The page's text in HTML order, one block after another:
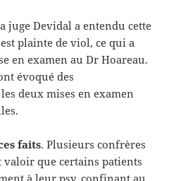
juge Devidal a entendu cette
plainte de viol, ce qui a
en examen au Dr Hoareau.
évoqué des
deux mises en examen
faits. Plusieurs confrères
que certains patients